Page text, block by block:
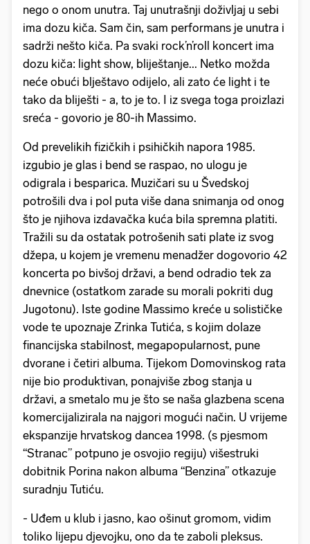
nego o onom unutra. Taj unutrašnji doživljaj u sebi
ima dozu kiča. Sam čin, sam performans je unutra i
sadrži nešto kiča. Pa svaki rock’n’roll koncert ima
dozu kiča: light show, bliještanje... Netko možda
neće obući blještavo odijelo, ali zato će light i te
tako da bliješti - a, to je to. I iz svega toga proizlazi
sreća - govorio je 80-ih Massimo.
Od prevelikih fizičkih i psihičkih napora 1985.
izgubio je glas i bend se raspao, no ulogu je
odigrala i besparica. Muzičari su u Švedskoj
potrošili dva i pol puta više dana snimanja od onog
što je njihova izdavačka kuća bila spremna platiti.
Tražili su da ostatak potrošenih sati plate iz svog
džepa, u kojem je vremenu menadžer dogovorio 42
koncerta po bivšoj državi, a bend odradio tek za
dnevnice (ostatkom zarade su morali pokriti dug
Jugotonu). Iste godine Massimo kreće u solističke
vode te upoznaje Zrinka Tutića, s kojim dolaze
financijska stabilnost, megapopularnost, pune
dvorane i četiri albuma. Tijekom Domovinskog rata
nije bio produktivan, ponajviše zbog stanja u
državi, a smetalo mu je što se naša glazbena scena
komercijalizirala na najgori mogući način. U vrijeme
ekspanzije hrvatskog dancea 1998. (s pjesmom
“Stranac” potpuno je osvojio regiju) višestruki
dobitnik Porina nakon albuma “Benzina” otkazuje
suradnju Tutiću.
- Uđem u klub i jasno, kao ošinut gromom, vidim
toliko lijepu djevojku, ono da te zaboli pleksus.